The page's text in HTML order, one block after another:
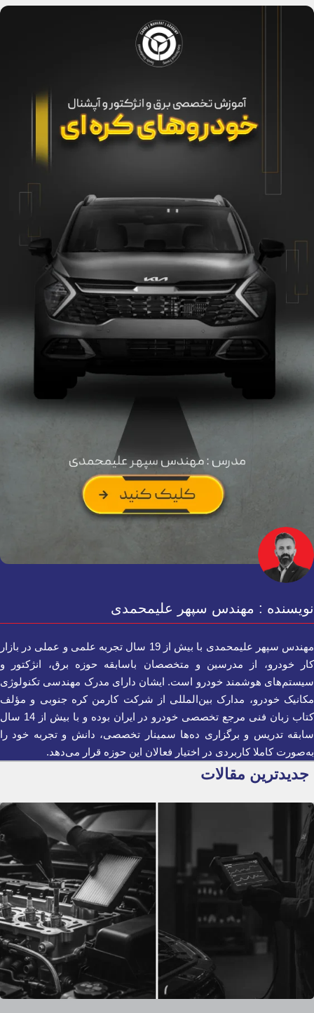
نویسنده : مهندس سپهر علیمحمدی
مهندس سپهر علیمحمدی با بیش از 19 سال تجربه علمی و عملی در بازار
کار خودرو، از مدرسین و متخصصان باسابقه حوزه برق، انژکتور و
سیستم‌های هوشمند خودرو است. ایشان دارای مدرک مهندسی تکنولوژی
مکانیک خودرو، مدارک بین‌المللی از شرکت کارمن کره جنوبی و مؤلف
کتاب زبان فنی مرجع تخصصی خودرو در ایران بوده و با بیش از 14 سال
سابقه تدریس و برگزاری ده‌ها سمینار تخصصی، دانش و تجربه خود را
به‌صورت کاملا کاربردی در اختیار فعالان این حوزه قرار می‌دهد.
جدیدترین مقالات